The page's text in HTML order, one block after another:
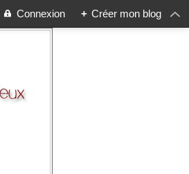
Connexion + Créer mon blog